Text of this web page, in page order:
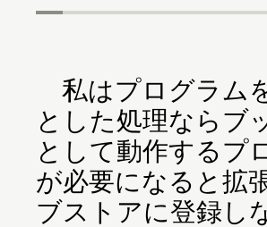
私はプログラム
とした処理ならブ
として動作するプ
が必要になると拡
ブストアに登録し